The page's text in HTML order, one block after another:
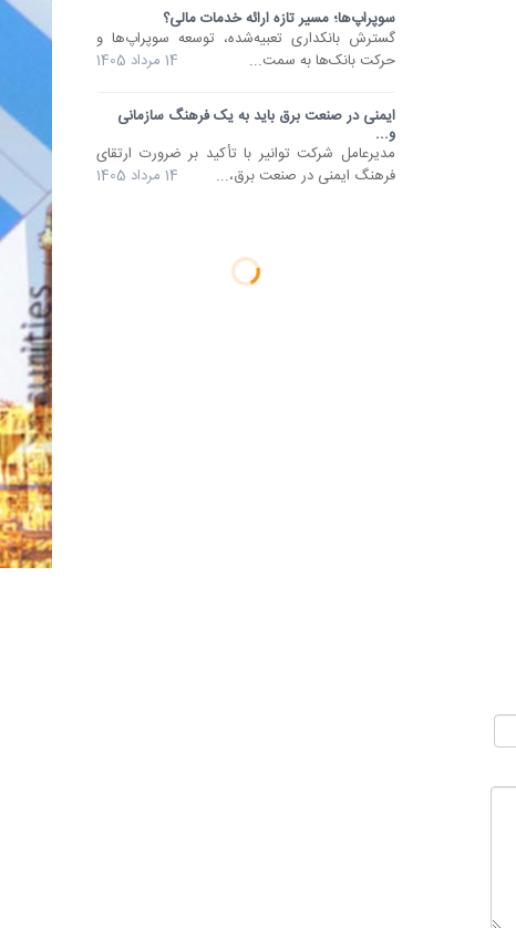
سوپراپ‌ها؛ مسیر تازه ارائه خدمات مالی؟
گسترش بانکداری تعبیه‌شده، توسعه سوپراپ‌ها و
حرکت بانک‌ها به سمت...
14 مرداد 1405
ایمنی در صنعت برق باید به یک فرهنگ سازمانی
و...
مدیرعامل شرکت توانیر با تأکید بر ضرورت ارتقای
فرهنگ ایمنی در صنعت برق،...
14 مرداد 1405